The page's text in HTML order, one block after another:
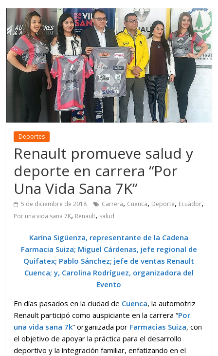
Deportes
Renault promueve salud y
deporte en carrera “Por
Una Vida Sana 7K”
5 de diciembre de 2018 Carrera, Cuenca, Deporte, Ecuador,
Por una vida sana 7K, Renault, salud
Karina Sigüenza, representante de la Cadena
Farmacia Suiza; Miguel Cárdenas, jefe regional de
Quifatex; Pablo Sánchez; jefe de ventas Renault
Cuenca; y, Carolina Rodríguez, organizadora del
Evento
En días pasados en la ciudad de Cuenca, la automotriz
Renault participó como auspiciante en la carrera “Por
una vida sana 7k” organizada por Farmacias Suiza, con
el objetivo de apoyar la práctica para el desarrollo
deportivo y la integración familiar, enfatizando en el